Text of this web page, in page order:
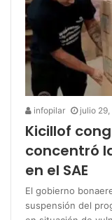
infopilar julio
Kicillof
concentró
en el SAE
El gobierno
suspensión del